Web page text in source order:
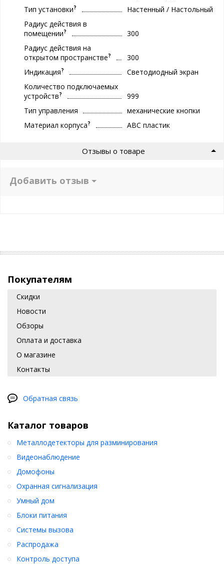
Тип установки?
Настенный / Настольный
Радиус действия в
помещении?
300
Радиус действия на
открытом пространстве?
300
Индикация?
Светодиодный экран
Количество подключаемых
устройств?
999
Тип управления
механические кнопки
Материал корпуса? ABC пластик
Отзывы о товаре
Добавить отзыв
Покупателям
Скидки
Новости
Обзоры
Оплата и доставка
О магазине
Контакты
Обратная связь
Каталог товаров
Металлодетекторы для разминирования
Видеонаблюдение
Домофоны
Охранная сигнализация
Умный дом
Блоки питания
Системы вызова
Распродажа
Контроль доступа